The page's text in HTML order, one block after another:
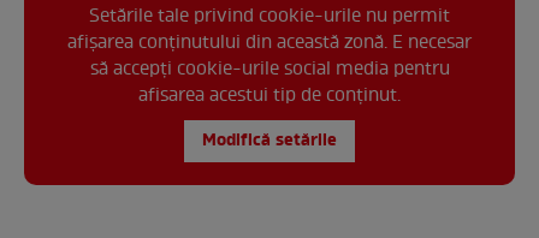
Setările tale privind cookie-urile nu permit
afișarea conținutului din această zonă. E necesar
să accepți cookie-urile social media pentru
afisarea acestui tip de conținut.
Modifică setările